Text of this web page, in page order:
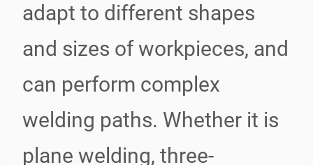
adapt to different shapes
and sizes of workpieces, and
can perform complex
welding paths. Whether it is
plane welding, three-